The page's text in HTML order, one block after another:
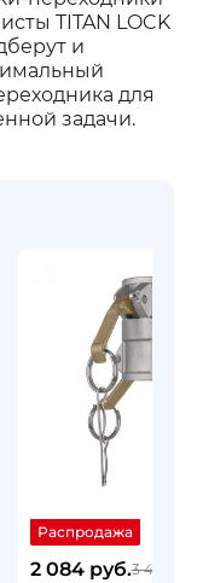
TITAN LOCK
и
для
задачи.
Распродажа
3 473 руб.
2 084 руб.